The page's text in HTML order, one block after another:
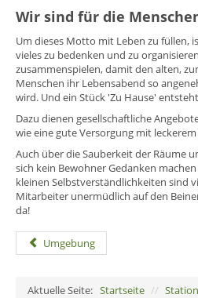
Wir sind für die
Um dieses Motto mit Leben zu füllen,
vieles zu bedenken und zu
zusammenspielen, damit den alten,
Menschen ihr Lebensabend so
wird. Und ein Stück 'Zu Hause'
Dazu dienen gesellschaftliche
wie eine gute Versorgung mit
Auch über die Sauberkeit der Räume
sich kein Bewohner Gedanken
kleinen Selbstverständlichkeiten sind
Mitarbeiter unermüdlich auf den
da!
Umgebung
Aktuelle Seite: Startseite //